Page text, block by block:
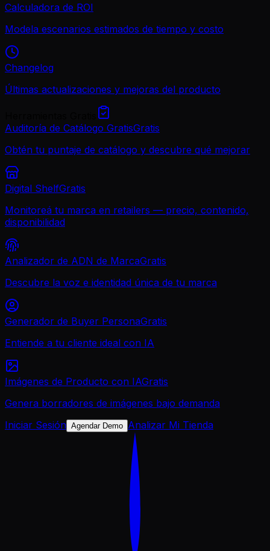
Calculadora de ROI
Modela escenarios estimados de tiempo y costo
Changelog
Últimas actualizaciones y mejoras del producto
Auditoría de Catálogo GratisGratis
Obtén tu puntaje de catálogo y descubre qué mejorar
Digital ShelfGratis
Monitoreá tu marca en retailers — precio, contenido,
disponibilidad
Analizador de ADN de MarcaGratis
Descubre la voz e identidad única de tu marca
Generador de Buyer PersonaGratis
Entiende a tu cliente ideal con IA
Imágenes de Producto con IAGratis
Genera borradores de imágenes bajo demanda
Iniciar Sesión Agendar Demo Analizar Mi Tienda